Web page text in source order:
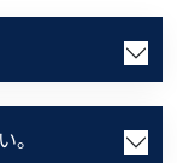
。